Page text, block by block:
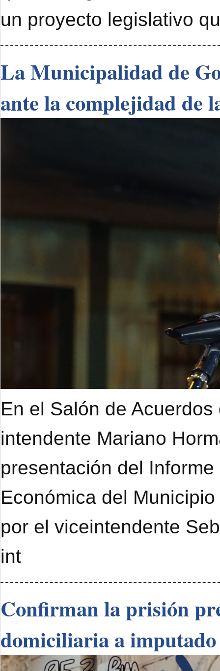
un proyecto legislativo
La Municipalidad de
ante la complejidad de
En el Salón de
intendente Mariano
presentación del
Económica del
por el viceintendente
int
Confirman la prisión
domiciliaria a